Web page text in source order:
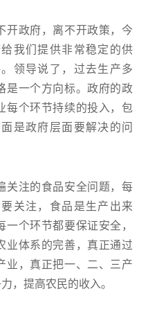
政府，离不开政策，今
我们提供非常稳定的供
领导说了，过去生产多
是一个方向标。政府的政
每个环节持续的投入，包
是政府层面要解决的问
注的食品安全问题，每
关注，食品是生产出来
个环节都要保证安全，
业体系的完善，真正通过
业，真正把一、二、三产
，提高农民的收入。